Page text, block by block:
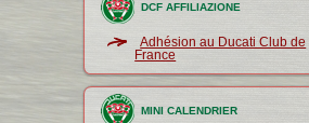
DCF AFFILIAZIONE
Adhésion au Ducati Club de
France
MINI CALENDRIER